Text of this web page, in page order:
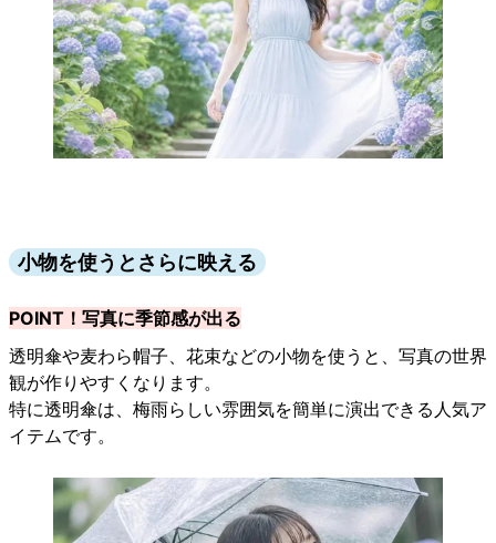
小物を使うとさらに映える
POINT！写真に季節感が出る
透明傘や麦わら帽子、花束などの小物を使うと、写真の世界
観が作りやすくなります。
特に透明傘は、梅雨らしい雰囲気を簡単に演出できる人気ア
イテムです。